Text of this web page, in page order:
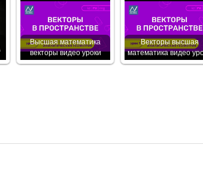
Высшая математика
векторы видео уроки
Векторы высшая
математика видео